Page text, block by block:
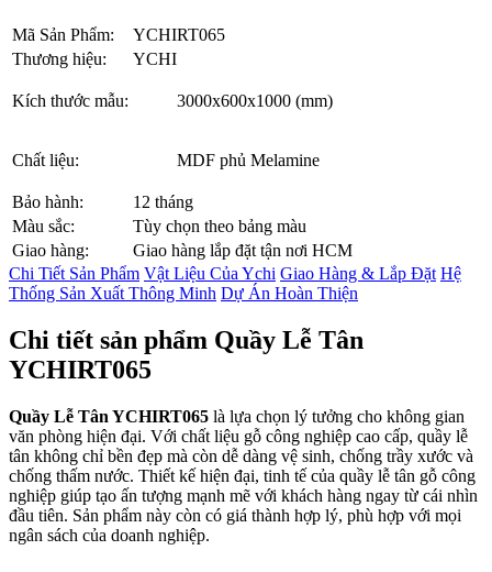
Mã Sản Phẩm:
YCHIRT065
Thương hiệu:
YCHI
Kích thước mẫu: 3000x600x1000 (mm)
Chất liệu: MDF phủ Melamine
Bảo hành:
12 tháng
Màu sắc:
Tùy chọn theo bảng màu
Giao hàng:
Giao hàng lắp đặt tận nơi HCM
Chi Tiết Sản Phẩm Vật Liệu Của Ychi Giao Hàng & Lắp Đặt Hệ
Thống Sản Xuất Thông Minh Dự Án Hoàn Thiện
Chi tiết sản phẩm Quầy Lễ Tân
YCHIRT065
Quầy Lễ Tân YCHIRT065 là lựa chọn lý tưởng cho không gian
văn phòng hiện đại. Với chất liệu gỗ công nghiệp cao cấp, quầy lễ
tân không chỉ bền đẹp mà còn dễ dàng vệ sinh, chống trầy xước và
chống thấm nước. Thiết kế hiện đại, tinh tế của quầy lễ tân gỗ công
nghiệp giúp tạo ấn tượng mạnh mẽ với khách hàng ngay từ cái nhìn
đầu tiên. Sản phẩm này còn có giá thành hợp lý, phù hợp với mọi
ngân sách của doanh nghiệp.